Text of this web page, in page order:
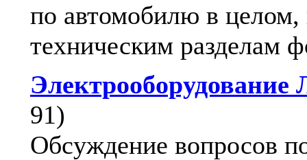
по автомобилю в
техническим разделам
Электрооборудование
91)
Обсуждение вопросов